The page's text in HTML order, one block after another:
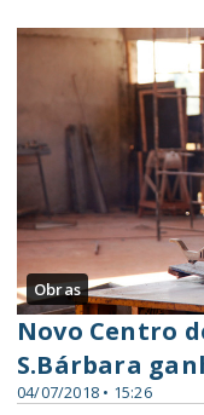
Obras
04/07/2018 • 15:26
Novo Centro
S.Bárbara